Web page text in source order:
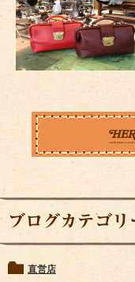
ブログカテゴリ
直営店